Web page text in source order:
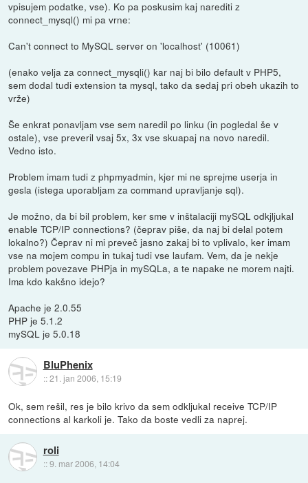
vpisujem podatke, vse). Ko pa poskusim kaj narediti z
connect_mysql() mi pa vrne:
Can't connect to MySQL server on 'localhost' (10061)
(enako velja za connect_mysqli() kar naj bi bilo default v PHP5,
sem dodal tudi extension ta mysql, tako da sedaj pri obeh ukazih to
vrže)
Še enkrat ponavljam vse sem naredil po linku (in pogledal še v
ostale), vse preveril vsaj 5x, 3x vse skuapaj na novo naredil.
Vedno isto.
Problem imam tudi z phpmyadmin, kjer mi ne sprejme userja in
gesla (istega uporabljam za command upravljanje sql).
Je možno, da bi bil problem, ker sme v inštalaciji mySQL odkjljukal
enable TCP/IP connections? (čeprav piše, da naj bi delal potem
lokalno?) Čeprav ni mi preveč jasno zakaj bi to vplivalo, ker imam
vse na mojem compu in tukaj tudi vse laufam. Vem, da je nekje
problem povezave PHPja in mySQLa, a te napake ne morem najti.
Ima kdo kakšno idejo?
Apache je 2.0.55
PHP je 5.1.2
mySQL je 5.0.18
BluPhenix
::21. jan 2006, 15:19
Ok, sem rešil, res je bilo krivo da sem odkljukal receive TCP/IP
connections al karkoli je. Tako da boste vedli za naprej.
roli
::9. mar 2006, 14:04